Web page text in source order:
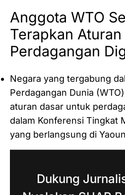
Anggota WTO
Terapkan Aturan
Perdagangan
Negara yang tergabung
Perdagangan Dunia
aturan dasar untuk
dalam Konferensi Tingkat
yang berlangsung di
Dukung